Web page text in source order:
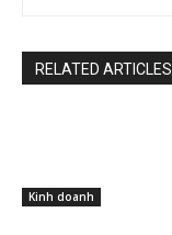
RELATED ARTICLES
Kinh doanh